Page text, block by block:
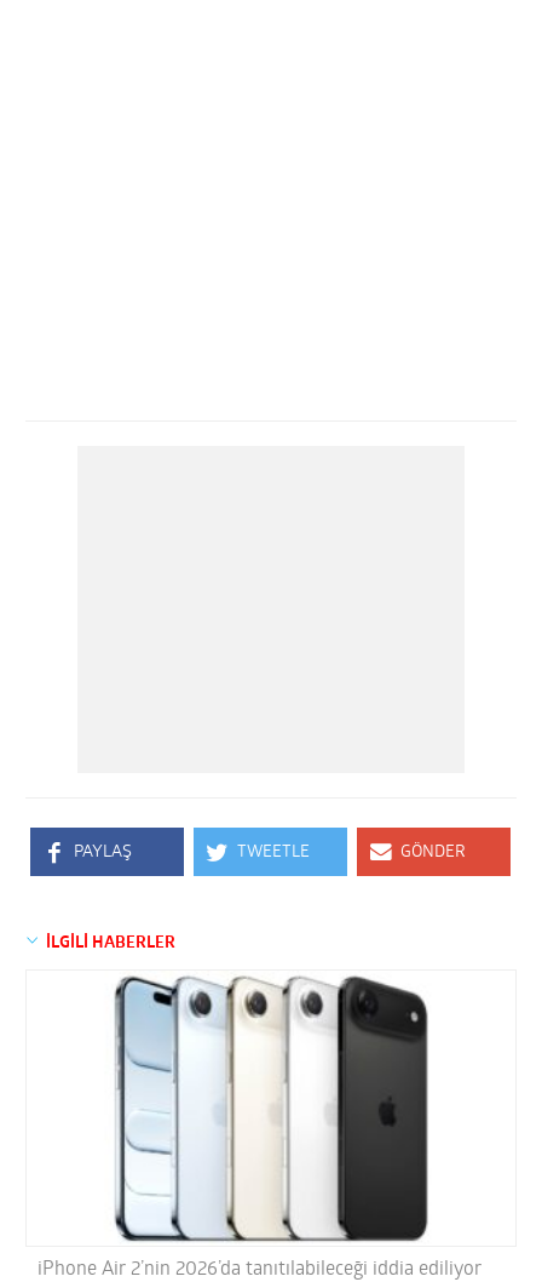
PAYLAŞ TWEETLE GÖNDER
İLGİLİ HABERLER
iPhone Air 2’nin 2026’da tanıtılabileceği iddia ediliyor